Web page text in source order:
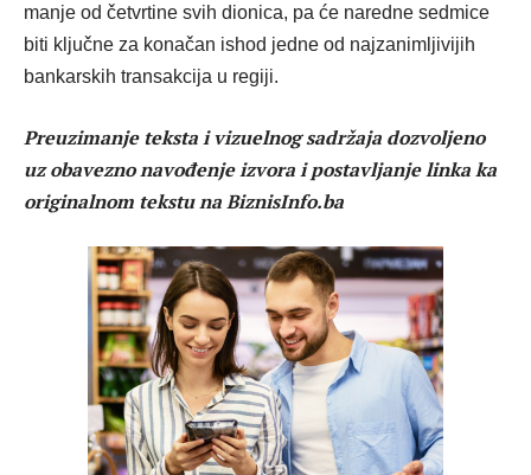
manje od četvrtine svih dionica, pa će naredne sedmice
biti ključne za konačan ishod jedne od najzanimljivijih
bankarskih transakcija u regiji.
Preuzimanje teksta i vizuelnog sadržaja dozvoljeno
uz obavezno navođenje izvora i postavljanje linka ka
originalnom tekstu na BiznisInfo.ba